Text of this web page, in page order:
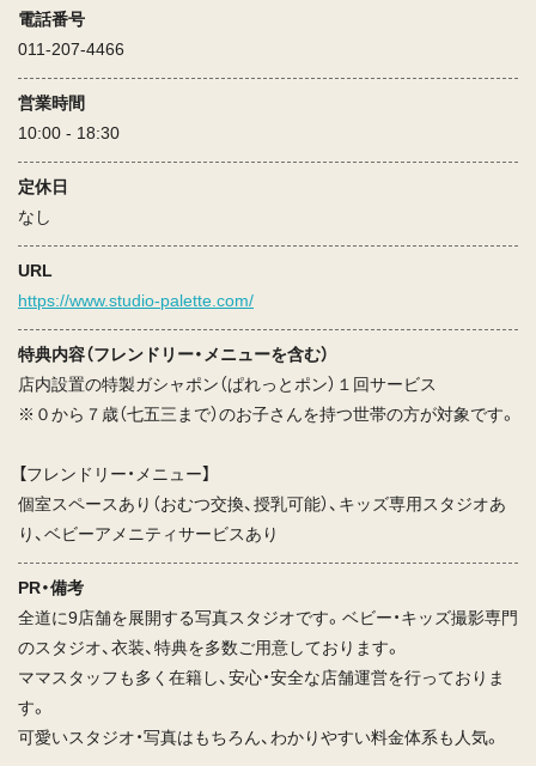
電話番号
011-207-4466
営業時間
10:00 - 18:30
定休日
なし
URL
https://www.studio-palette.com/
特典内容（フレンドリー・メニューを含む）
店内設置の特製ガシャポン（ぱれっとポン）１回サービス
※０から７歳（七五三まで）のお子さんを持つ世帯の方が対象です。
【フレンドリー・メニュー】
個室スペースあり（おむつ交換、授乳可能）、キッズ専用スタジオあ
り、ベビーアメニティサービスあり
PR・備考
全道に9店舗を展開する写真スタジオです。ベビー・キッズ撮影専門
のスタジオ、衣装、特典を多数ご用意しております。
ママスタッフも多く在籍し、安心・安全な店舗運営を行っておりま
す。
可愛いスタジオ・写真はもちろん、わかりやすい料金体系も人気。